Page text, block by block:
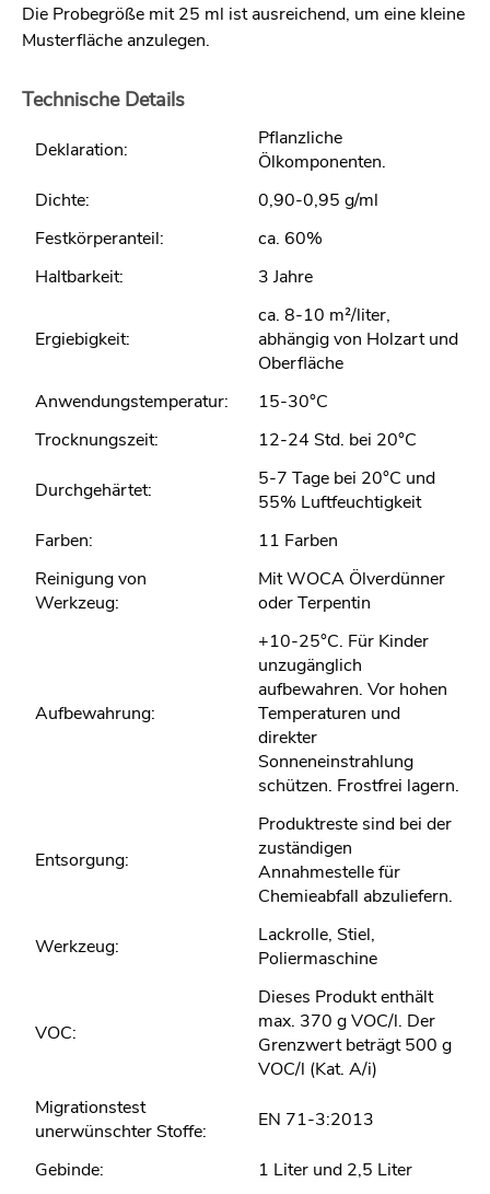
Die Probegröße mit 25 ml ist ausreichend, um eine kleine
Musterfläche anzulegen.
Technische Details
Deklaration:
Pflanzliche
Ölkomponenten.
Dichte:
0,90-0,95 g/ml
Festkörperanteil:
ca. 60%
Haltbarkeit:
3 Jahre
Ergiebigkeit:
ca. 8-10 m²/liter,
abhängig von Holzart und
Oberfläche
Anwendungstemperatur:
15-30°C
Trocknungszeit:
12-24 Std. bei 20°C
Durchgehärtet:
5-7 Tage bei 20°C und
55% Luftfeuchtigkeit
Farben:
11 Farben
Reinigung von
Werkzeug:
Mit WOCA Ölverdünner
oder Terpentin
Aufbewahrung:
+10-25°C. Für Kinder
unzugänglich
aufbewahren. Vor hohen
Temperaturen und
direkter
Sonneneinstrahlung
schützen. Frostfrei lagern.
Entsorgung:
Produktreste sind bei der
zuständigen
Annahmestelle für
Chemieabfall abzuliefern.
Werkzeug:
Lackrolle, Stiel,
Poliermaschine
VOC:
Dieses Produkt enthält
max. 370 g VOC/l. Der
Grenzwert beträgt 500 g
VOC/l (Kat. A/i)
Migrationstest
unerwünschter Stoffe:
EN 71-3:2013
Gebinde: 1 Liter und 2,5 Liter